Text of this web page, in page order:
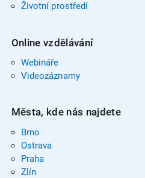
Životní prostředí
Online vzdělávání
Webináře
Videozáznamy
Města, kde nás najdete
Brno
Ostrava
Praha
Zlín